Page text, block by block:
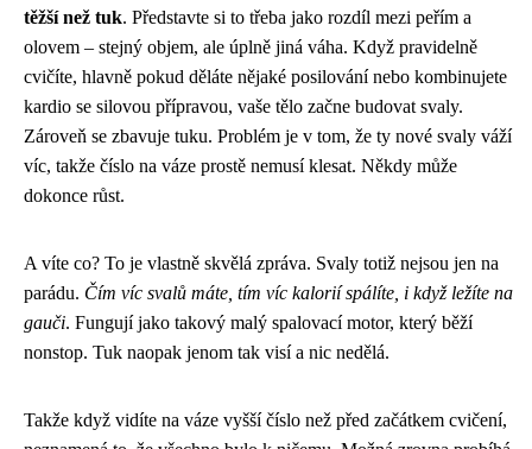
těžší než tuk. Představte si to třeba jako rozdíl mezi peřím a
olovem – stejný objem, ale úplně jiná váha. Když pravidelně
cvičíte, hlavně pokud děláte nějaké posilování nebo kombinujete
kardio se silovou přípravou, vaše tělo začne budovat svaly.
Zároveň se zbavuje tuku. Problém je v tom, že ty nové svaly váží
víc, takže číslo na váze prostě nemusí klesat. Někdy může
dokonce růst.
A víte co? To je vlastně skvělá zpráva. Svaly totiž nejsou jen na
parádu. Čím víc svalů máte, tím víc kalorií spálíte, i když ležíte na
gauči. Fungují jako takový malý spalovací motor, který běží
nonstop. Tuk naopak jenom tak visí a nic nedělá.
Takže když vidíte na váze vyšší číslo než před začátkem cvičení,